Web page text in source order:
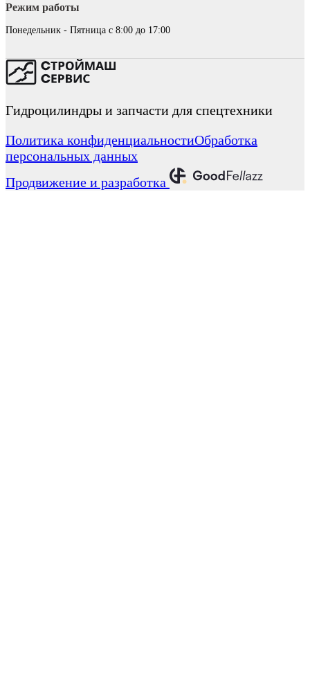
Режим работы
Понедельник - Пятница с 8:00 до 17:00
Гидроцилиндры и запчасти для спецтехники
Политика конфиденциальностиОбработка
персональных данных
Продвижение и разработка